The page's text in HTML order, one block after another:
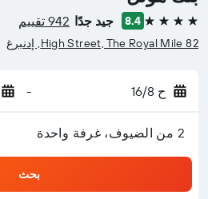
4 نجوم 8.4 جيد جدًا 942 تقييم
82 High Street, The Royal Mile, إدنبرغ
ح 16/8 -
2 من الضيوف، غرفة واحدة
بحث